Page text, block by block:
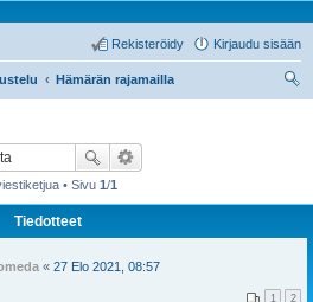
Kirjaudu sisään
Rekisteröidy
Hämärän rajamailla
• Sivu 1/1
Tiedotteet
« 27 Elo 2021, 08:57
1 2